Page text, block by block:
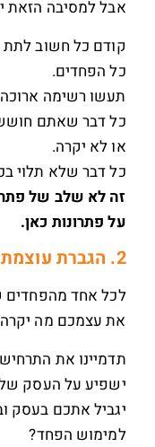
אבל למסיבה הזאת
קודם כל חשוב לתת
כל הפחדים.
תעשו רשימה
כל דבר שאתם
או לא יקרה.
כל דבר שלא תלוי
זה לא שלב של
על פתרונות כאן.
לכל אחד מהפחדים
את עצמכם מה
תדמיינו את התרחיש
ישפיע על העסק
יגביל אתכם בעסק
למימוש הפחד?